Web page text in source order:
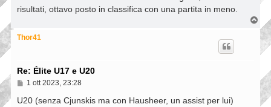
risultati, ottavo posto in classifica con una partita in meno.
o
p
Thor41
Re: Élite U17 e U20
M
s
1 ott 2023, 23:28
U20 (senza Cjunskis ma con Hausheer, un assist per lui)